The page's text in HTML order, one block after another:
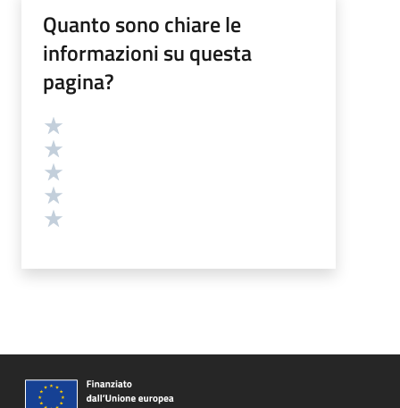
Quanto sono chiare le
informazioni su questa
pagina?
Valutazione